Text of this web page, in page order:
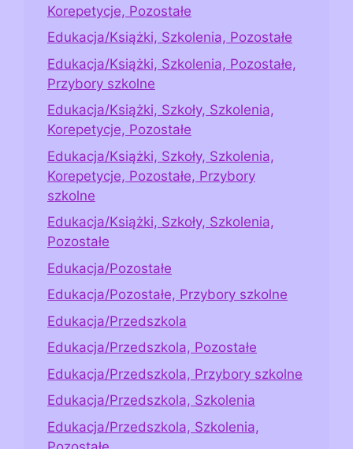
Korepetycje, Pozostałe
Edukacja/Książki, Szkolenia, Pozostałe
Edukacja/Książki, Szkolenia, Pozostałe,
Przybory szkolne
Edukacja/Książki, Szkoły, Szkolenia,
Korepetycje, Pozostałe
Edukacja/Książki, Szkoły, Szkolenia,
Korepetycje, Pozostałe, Przybory
szkolne
Edukacja/Książki, Szkoły, Szkolenia,
Pozostałe
Edukacja/Pozostałe
Edukacja/Pozostałe, Przybory szkolne
Edukacja/Przedszkola
Edukacja/Przedszkola, Pozostałe
Edukacja/Przedszkola, Przybory szkolne
Edukacja/Przedszkola, Szkolenia
Edukacja/Przedszkola, Szkolenia,